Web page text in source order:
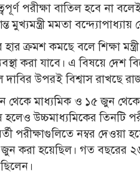
পরীক্ষা বাতিল হবে না
মুখ্যমন্ত্রী মমতা
ক্রমশ কমছে বলে শিক্ষা
করা যাবে। এ বিষয়ে দেশ
উপরই বিশ্বাস রাখছে
থেকে মাধ্যমিক ও ১৫ জুন
হলেও উচ্চমাধ্যমিকের তিনটি
পরীক্ষাগুলিতে নম্বর
জুন করা হয়েছিল। গত বছরের